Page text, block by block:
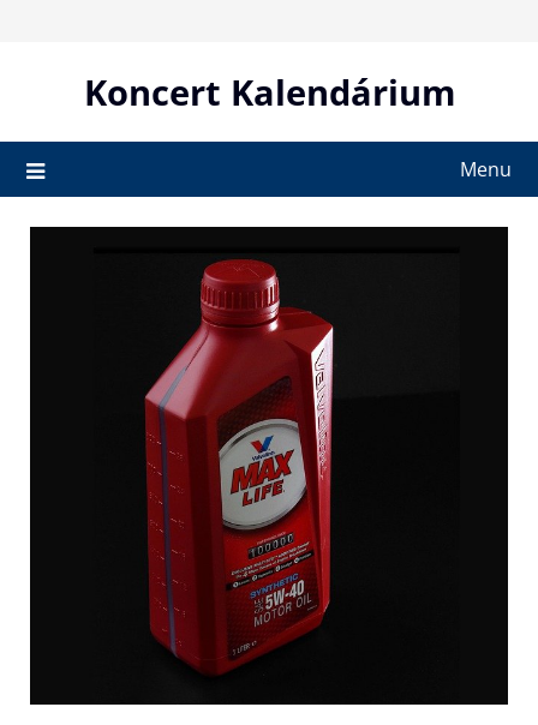
Koncert Kalendárium
Menu